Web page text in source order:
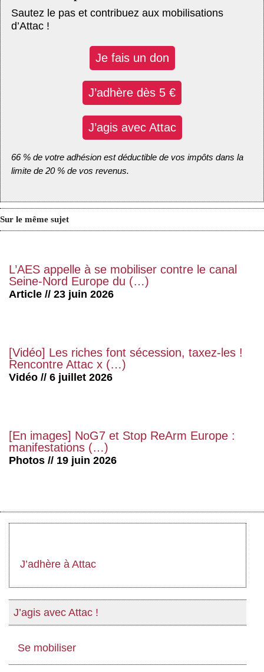
Sautez le pas et contribuez aux mobilisations
d’Attac !
Je fais un don
J’adhère dès 5 €
J’agis avec Attac
66 % de votre adhésion est déductible de vos impôts dans la
limite de 20 % de vos revenus.
Sur le même sujet
L’AES appelle à se mobiliser contre le canal
Seine-Nord Europe du (…)
Article // 23 juin 2026
[Vidéo] Les riches font sécession, taxez-les !
Rencontre Attac x (…)
Vidéo // 6 juillet 2026
[En images] NoG7 et Stop ReArm Europe :
manifestations (…)
Photos // 19 juin 2026
J’adhère à Attac
J’agis avec Attac !
Se mobiliser